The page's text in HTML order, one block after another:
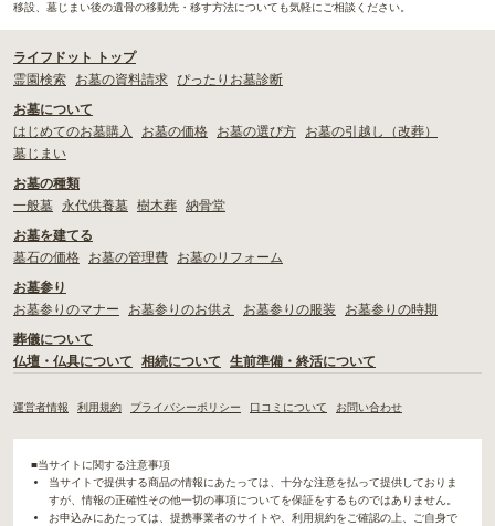
移設、墓じまい後の遺骨の移動先・移す方法についても気軽にご相談ください。
ライフドット トップ
霊園検索
お墓の資料請求 ぴったりお墓診断
お墓について
はじめてのお墓購入
お墓の価格 お墓の選び方
お墓の引越し（改葬）
墓じまい
お墓の種類
一般墓
永代供養墓 樹木葬 納骨堂
お墓を建てる
墓石の価格
お墓の管理費
お墓のリフォーム
お墓参り
お墓参りのマナー
お墓参りのお供え お墓参りの服装
お墓参りの時期
葬儀について
仏壇・仏具について
相続について 生前準備・終活について
運営者情報 利用規約 プライバシーポリシー 口コミについて お問い合わせ
■当サイトに関する注意事項
当サイトで提供する商品の情報にあたっては、十分な注意を払って提供しておりま
すが、情報の正確性その他一切の事項についてを保証をするものではありません。
お申込みにあたっては、提携事業者のサイトや、利用規約をご確認の上、ご自身で